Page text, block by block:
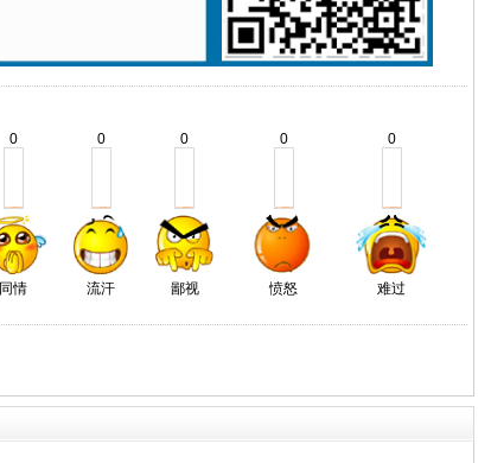
0
同情
0
流汗
0
鄙视
0
愤怒
0
难过